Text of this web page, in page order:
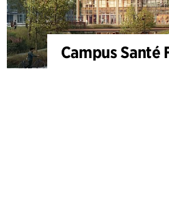
Campus Santé